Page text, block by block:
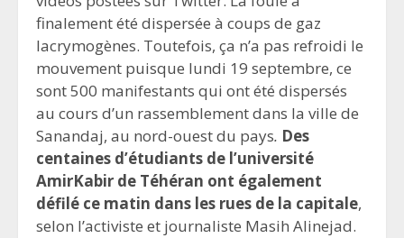
finalement été dispersée à coups de gaz
lacrymogènes. Toutefois, ça n’a pas refroidi le
mouvement puisque lundi 19 septembre, ce
sont 500 manifestants qui ont été dispersés
au cours d’un rassemblement dans la ville de
Sanandaj, au nord-ouest du pays. Des
centaines d’étudiants de l’université
AmirKabir de Téhéran ont également
défilé ce matin dans les rues de la capitale,
selon l’activiste et journaliste Masih Alinejad.